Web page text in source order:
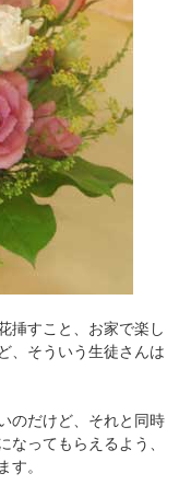
挿すこと、お家で楽し
、そういう生徒さんは
のだけど、それと同時
なってもらえるよう、
す。